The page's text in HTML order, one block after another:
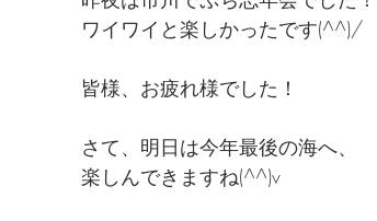
ワイワイと楽しかったです(^^)/
皆様、お疲れ様でした！
さて、明日は今年最後の海へ、
楽しんできますね(^^)v